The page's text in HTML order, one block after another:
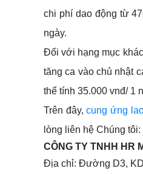
chi phí dao động từ
ngày.
Đối với hạng mục
tăng ca vào chủ nhật
thể tính 35.000 vnđ/ 1
Trên đây,cung ứng
lòng liên hệ Chúng tôi:
CÔNG TY TNHH HR
Địa chỉ: Đường D3,